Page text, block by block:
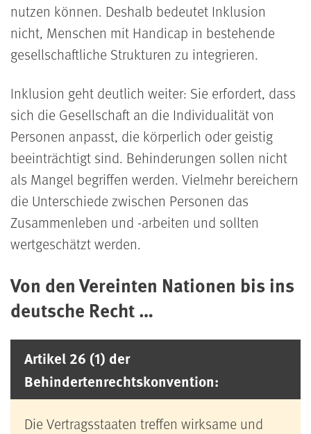
nutzen können. Deshalb bedeutet Inklusion
nicht, Menschen mit Handicap in bestehende
gesellschaftliche Strukturen zu integrieren.
Inklusion geht deutlich weiter: Sie erfordert, dass
sich die Gesellschaft an die Individualität von
Personen anpasst, die körperlich oder geistig
beeinträchtigt sind. Behinderungen sollen nicht
als Mangel begriffen werden. Vielmehr bereichern
die Unterschiede zwischen Personen das
Zusammenleben und -arbeiten und sollten
wertgeschätzt werden.
Von den Vereinten Nationen bis ins
deutsche Recht …
Artikel 26 (1) der
Behindertenrechtskonvention:
Die Vertragsstaaten treffen wirksame und